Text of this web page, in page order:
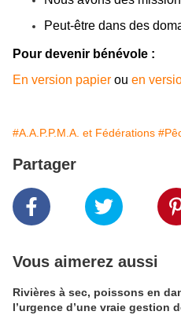
Peut-être dans des
Pour devenir bénévole :
En version papier ou en
#A.A.P.P.M.A. et Fédérations
Partager
Vous aimerez aussi
Rivières à sec, poissons en
l’urgence d’une vraie gestion